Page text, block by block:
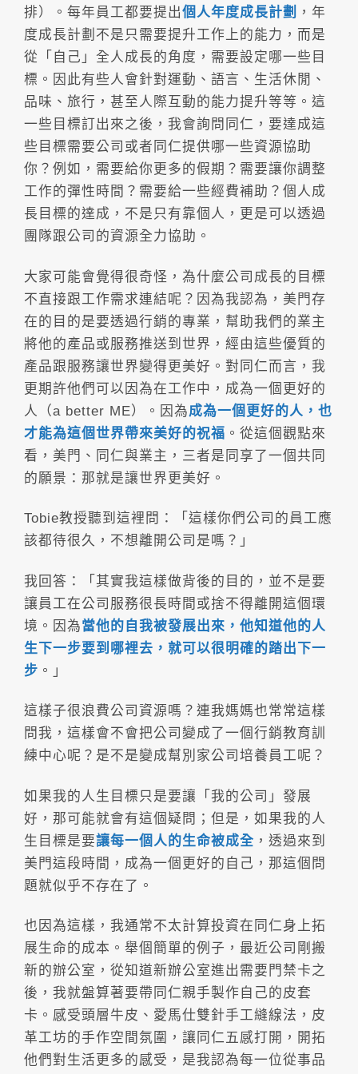
排）。每年員工都要提出個人年度成長計劃 ，年
度成長計劃不是只需要提升工作上的能力，而是
從「自己」全人成長的角度，需要設定哪一些目
標。因此有些人會針對運動、語言、生活休閒、
品味、旅行，甚至人際互動的能力提升等等。這
一些目標訂出來之後，我會詢問同仁，要達成這
些目標需要公司或者同仁提供哪一些資源協助
你？例如，需要給你更多的假期？需要讓你調整
工作的彈性時間？需要給一些經費補助？個人成
長目標的達成，不是只有靠個人，更是可以透過
團隊跟公司的資源全力協助。
大家可能會覺得很奇怪，為什麼公司成長的目標
不直接跟工作需求連結呢？因為我認為，美門存
在的目的是要透過行銷的專業，幫助我們的業主
將他的產品或服務推送到世界，經由這些優質的
產品跟服務讓世界變得更美好。對同仁而言，我
更期許他們可以因為在工作中，成為一個更好的
人（a better ME）。因為成為一個更好的人，也
才能為這個世界帶來美好的祝福 。從這個觀點來
看，美門、同仁與業主，三者是同享了一個共同
的願景：那就是讓世界更美好。
Tobie教授聽到這裡問：「這樣你們公司的員工應
該都待很久，不想離開公司是嗎？」
我回答：「其實我這樣做背後的目的，並不是要
讓員工在公司服務很長時間或捨不得離開這個環
境。因為當他的自我被發展出來，他知道他的人
生下一步要到哪裡去，就可以很明確的踏出下一
步 。」
這樣子很浪費公司資源嗎？連我媽媽也常常這樣
問我，這樣會不會把公司變成了一個行銷教育訓
練中心呢？是不是變成幫別家公司培養員工呢？
如果我的人生目標只是要讓「我的公司」發展
好，那可能就會有這個疑問；但是，如果我的人
生目標是要讓每一個人的生命被成全 ，透過來到
美門這段時間，成為一個更好的自己，那這個問
題就似乎不存在了。
也因為這樣，我通常不太計算投資在同仁身上拓
展生命的成本。舉個簡單的例子，最近公司剛搬
新的辦公室，從知道新辦公室進出需要門禁卡之
後，我就盤算著要帶同仁親手製作自己的皮套
卡。感受頭層牛皮、愛馬仕雙針手工縫線法，皮
革工坊的手作空間氛圍，讓同仁五感打開，開拓
他們對生活更多的感受，是我認為每一位從事品